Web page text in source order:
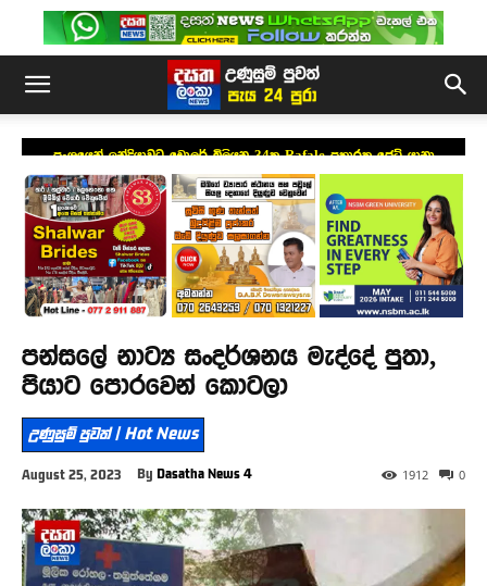
ප්‍රංශයෙන් ඉන්දියාවට ඩොලර් බිලියන 34ක Rafale ප්‍රහාරක ජෙට් යානා
යෝජනාවක්
පන්සලේ නාට්‍ය සංදර්ශනය මැද්දේ පුතා,
පියාට පොරවෙන් කොටලා
උණුසුම් පුවත් | Hot News
August 25, 2023 By Dasatha News 4 0
1912